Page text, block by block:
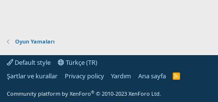
Oyun Yamaları
Default style
Türkçe (TR)
Şartlar ve kurallar
Privacy policy Yardım Ana sayfa
R
Community platform by XenForo® © 2010-2023 XenForo Ltd.